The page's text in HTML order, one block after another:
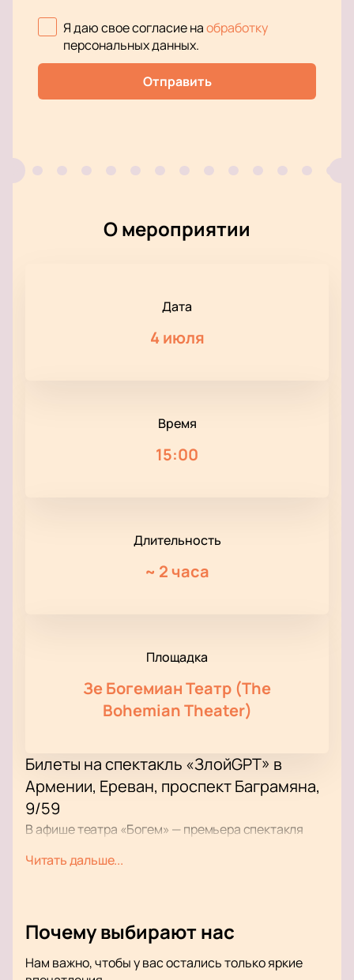
Я даю свое согласие наобработку
персональных данных.
Отправить
О мероприятии
Дата
4 июля
Время
15:00
Длительность
~ 2 часа
Площадка
Зе Богемиан Театр (The
Bohemian Theater)
Билеты на спектакль «ЗлойGPT» в
Армении, Ереван, проспект Баграмяна,
9/59
В афише театра «Богем» — премьера спектакля
и информация о репертуаре.
Главные герои пьесы — Самвел и Армен. Они
Читать дальше...
Почему выбирают нас
Нам важно, чтобы у вас остались только яркие